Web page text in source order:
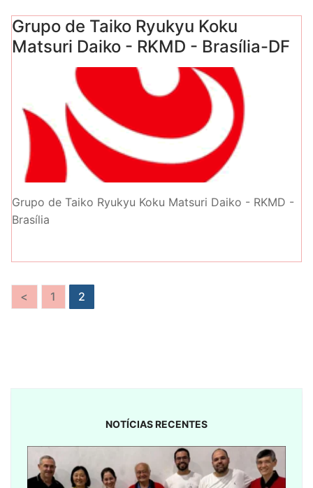
Grupo de Taiko Ryukyu Koku
Matsuri Daiko - RKMD - Brasília-DF
Grupo de Taiko Ryukyu Koku Matsuri Daiko - RKMD -
Brasília
Paginação
< 1 2
NOTÍCIAS RECENTES